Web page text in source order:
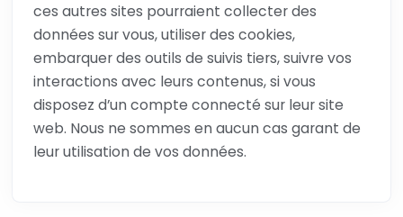
ces autres sites pourraient collecter des
données sur vous, utiliser des cookies,
embarquer des outils de suivis tiers, suivre vos
interactions avec leurs contenus, si vous
disposez d’un compte connecté sur leur site
web. Nous ne sommes en aucun cas garant de
leur utilisation de vos données.